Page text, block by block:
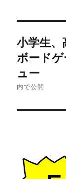
稿
ナ
ビ
ゲ
シ
小学生
ボード
ュー
内で公開